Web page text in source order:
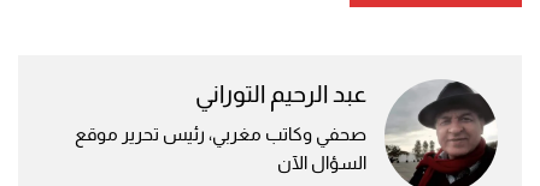
عبد الرحيم التوراني
صحفي وكاتب مغربي، رئيس تحرير موقع
السؤال الآن